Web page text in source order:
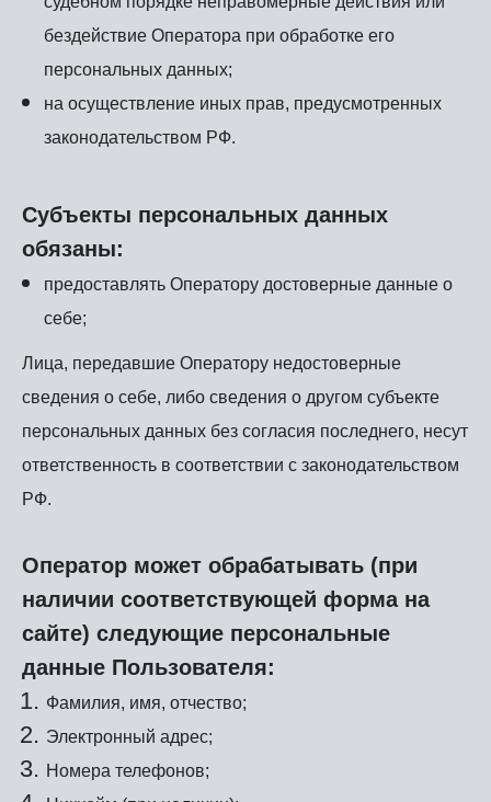
бездействие Оператора при обработке его
персональных данных;
на осуществление иных прав, предусмотренных
законодательством РФ.
Субъекты персональных данных
обязаны:
предоставлять Оператору достоверные данные о
себе;
Лица, передавшие Оператору недостоверные
сведения о себе, либо сведения о другом субъекте
персональных данных без согласия последнего, несут
ответственность в соответствии с законодательством
РФ.
Оператор может обрабатывать (при
наличии соответствующей форма на
сайте) следующие персональные
данные Пользователя:
Фамилия, имя, отчество;
Электронный адрес;
Номера телефонов;